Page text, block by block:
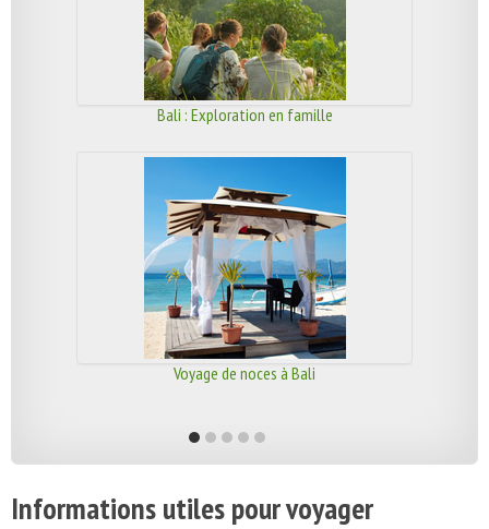
Bali : Exploration en famille
Voyage de noces à Bali
Informations utiles pour voyager